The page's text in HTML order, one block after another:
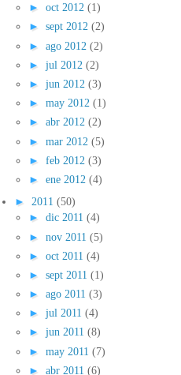
► oct 2012 (1)
► sept 2012 (2)
► ago 2012 (2)
► jul 2012 (2)
► jun 2012 (3)
► may 2012 (1)
► abr 2012 (2)
► mar 2012 (5)
► feb 2012 (3)
► ene 2012 (4)
► 2011 (50)
► dic 2011 (4)
► nov 2011 (5)
► oct 2011 (4)
► sept 2011 (1)
► ago 2011 (3)
► jul 2011 (4)
► jun 2011 (8)
► may 2011 (7)
► abr 2011 (6)